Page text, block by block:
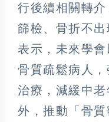
行後續相關轉
篩檢、骨折不
表示，未來學
骨質疏鬆病人
治療，減緩中
外，推動「骨